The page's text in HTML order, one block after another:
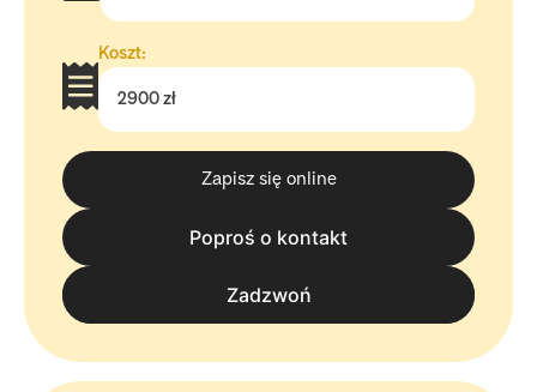
Koszt:
2900 zł
Zapisz się online
Poproś o kontakt
Zadzwoń
tel. 570 570 050